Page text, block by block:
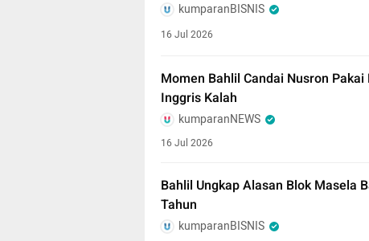
kumparanBISNIS
16 Jul 2026
Momen Bahlil Candai Nusron
Inggris Kalah
kumparanNEWS
16 Jul 2026
Bahlil Ungkap Alasan Blok Masela
Tahun
kumparanBISNIS